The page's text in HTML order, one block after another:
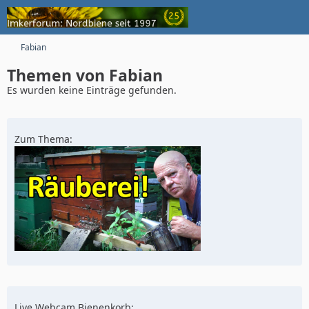
Fabian
Themen von Fabian
Es wurden keine Einträge gefunden.
Zum Thema: